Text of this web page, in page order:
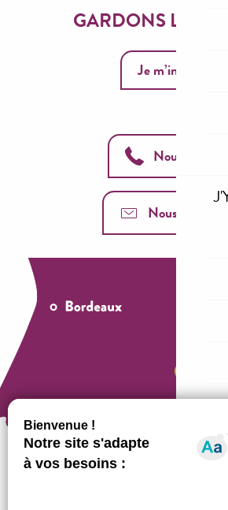
GARDONS LE
Je m’inscris
Nous appeler
Nous contacter